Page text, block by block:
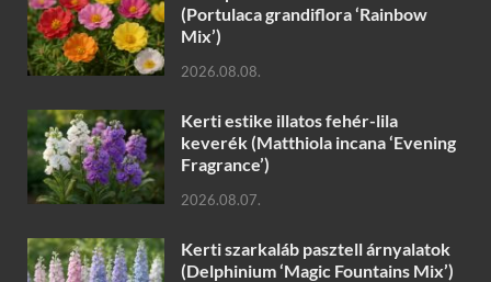
(Portulaca grandiflora ‘Rainbow
Mix’)
2026.08.08.
Kerti estike illatos fehér-lila
keverék (Matthiola incana ‘Evening
Fragrance’)
2026.08.07.
Kerti szarkaláb pasztell árnyalatok
(Delphinium ‘Magic Fountains Mix’)